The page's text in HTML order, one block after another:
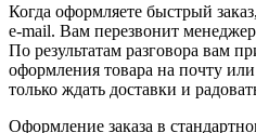
Когда оформляете быстрый
e-mail. Вам перезвонит
По результатам разговора вам
оформления товара на почту
только ждать доставки и
Оформление заказа в